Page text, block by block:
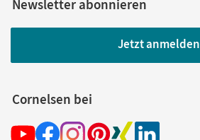
Newsletter abonnieren
Jetzt anmelden
Cornelsen bei